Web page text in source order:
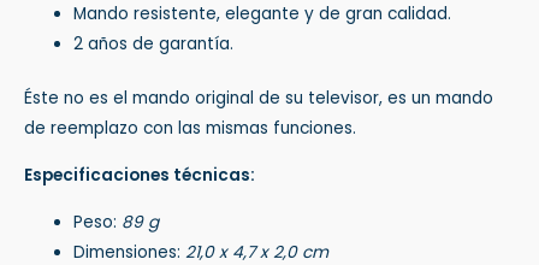
Mando resistente, elegante y de gran calidad.
2 años de garantía.
Éste no es el mando original de su televisor, es un mando
de reemplazo con las mismas funciones.
Especificaciones técnicas:
Peso: 89 g
Dimensiones:21,0 x 4,7 x 2,0 cm